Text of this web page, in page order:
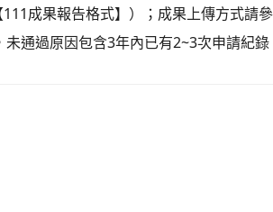
成果報告格式】）；成果上傳方式請
通過原因包含3年內已有2~3次申請紀